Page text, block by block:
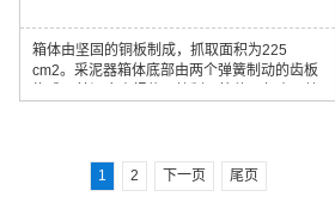
箱体由坚固的铜板制成，抓取面积为225
cm2。采泥器箱体底部由两个弹簧制动的齿板
1 2 下一页 尾页